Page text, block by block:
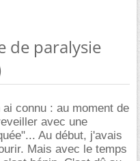
de paralysie
connu : au moment de
avec une
Au début, j'avais
Mais avec le temps